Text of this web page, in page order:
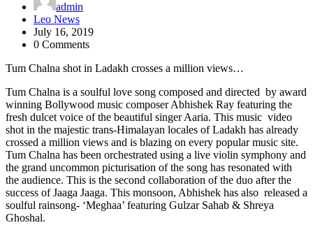
admin
Leo News
July 16, 2019
0 Comments
Tum Chalna shot in Ladakh crosses a million views…
Tum Chalna is a soulful love song composed and directed by award
winning Bollywood music composer Abhishek Ray featuring the
fresh dulcet voice of the beautiful singer Aaria. This music video
shot in the majestic trans-Himalayan locales of Ladakh has already
crossed a million views and is blazing on every popular music site.
Tum Chalna has been orchestrated using a live violin symphony and
the grand uncommon picturisation of the song has resonated with
the audience. This is the second collaboration of the duo after the
success of Jaaga Jaaga. This monsoon, Abhishek has also released a
soulful rainsong- ‘Meghaa’ featuring Gulzar Sahab & Shreya
Ghoshal.